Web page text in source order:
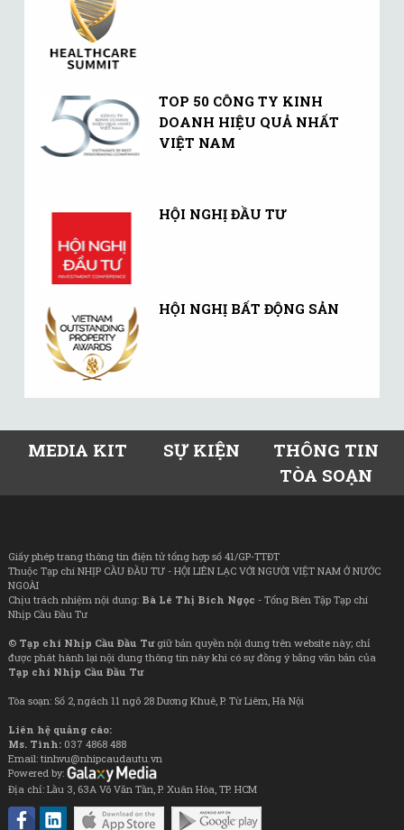
TOP 50 CÔNG TY KINH
DOANH HIỆU QUẢ NHẤT
VIỆT NAM
HỘI NGHỊ ĐẦU TƯ
HỘI NGHỊ BẤT ĐỘNG SẢN
MEDIA KIT SỰ KIỆN
THÔNG TIN
TÒA SOẠN
Giấy phép trang thông tin điện tử tổng hợp số 41/GP-TTĐT
Thuộc Tạp chí NHỊP CẦU ĐẦU TƯ - HỘI LIÊN LẠC VỚI NGƯỜI VIỆT NAM Ở NƯỚC
NGOÀI
Chịu trách nhiệm nội dung: Bà Lê Thị Bích Ngọc - Tổng Biên Tập Tạp chí
Nhịp Cầu Đầu Tư
© Tạp chí Nhịp Cầu Đầu Tưgiữ bản quyền nội dung trên website này; chỉ
được phát hành lại nội dung thông tin này khi có sự đồng ý bằng văn bản của
Tạp chí Nhịp Cầu Đầu Tư
Tòa soạn: Số 2, ngách 11 ngõ 28 Dương Khuê, P. Từ Liêm, Hà Nội
Liên hệ quảng cáo:
Ms. Tình: 037 4868 488
Email: tinhvu@nhipcaudautu.vn
Powered by:
Địa chỉ: Lầu 3, 63A Võ Văn Tần, P. Xuân Hòa, TP. HCM